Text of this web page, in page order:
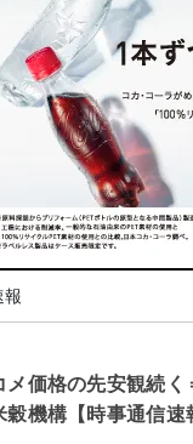
報
メ価格の先安観続
穀機構【時事通信速